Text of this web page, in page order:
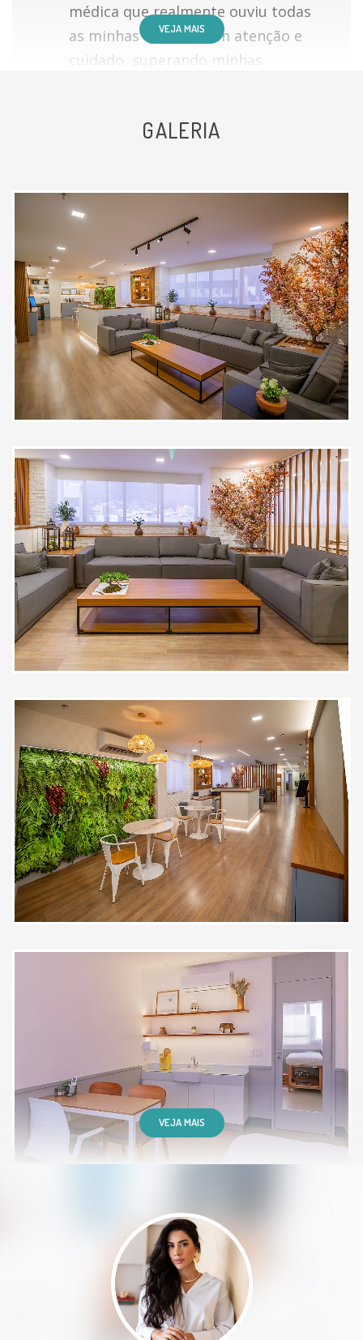
médica que realmente ouviu todas
as minhas queixas com atenção e
cuidado, superando minhas
ampla como conduziu meu
pedidos de exames como
ultrassonografia, mamografia e
raio X da coluna. Hoje é raro
encontrar profissionais que
enxergam o paciente de forma tão
humana e integral. Sua dedicação,
paciência e profissionalismo
fizeram toda a diferença. Muito
obrigada pelo excelente
atendimento.
Paciente
Otima profissional, boas indicacoes
e explicou bem as sugestoes
Paciente
A doutora Mariana conduziu a
consulta perguntando muitas
coisas e senti que foi uma
verificação completa. Também fui
examinada e ela verificou todas as
Gostei muito e estou confiante que
terei ótimos resultados!
Paciente
Dra Mariana é excelente. Eu e meu
dela neste momento de transição
de idade adulta para uma mais
avançada, buscando qualidade de
vida. Recomendamos muito.
Paciente
VEJA MAIS
GALERIA
VEJA MAIS